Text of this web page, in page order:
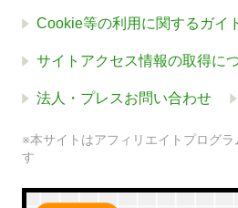
Cookie等の利用に関するガイ
サイトアクセス情報の取得に
法人・プレスお問い合わせ
※本サイトはアフィリエイトプログ
す